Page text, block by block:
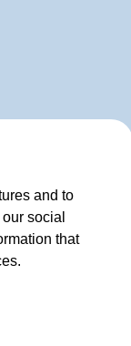
and to
social
that